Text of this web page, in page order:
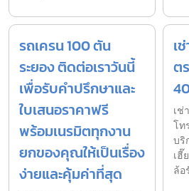
รถเครน 100 ตัน
ระยอง ติดต่อเราวันนี้
เพื่อรับคำปรึกษาและ
ใบเสนอราคาฟรี
พร้อมเนรมิตทุกงาน
ยกของคุณให้เป็นเรื่อง
ง่ายและคุ้มค่าที่สุด
เ
ต
เช่
โท
บริ
เฮี๊
ล้อ